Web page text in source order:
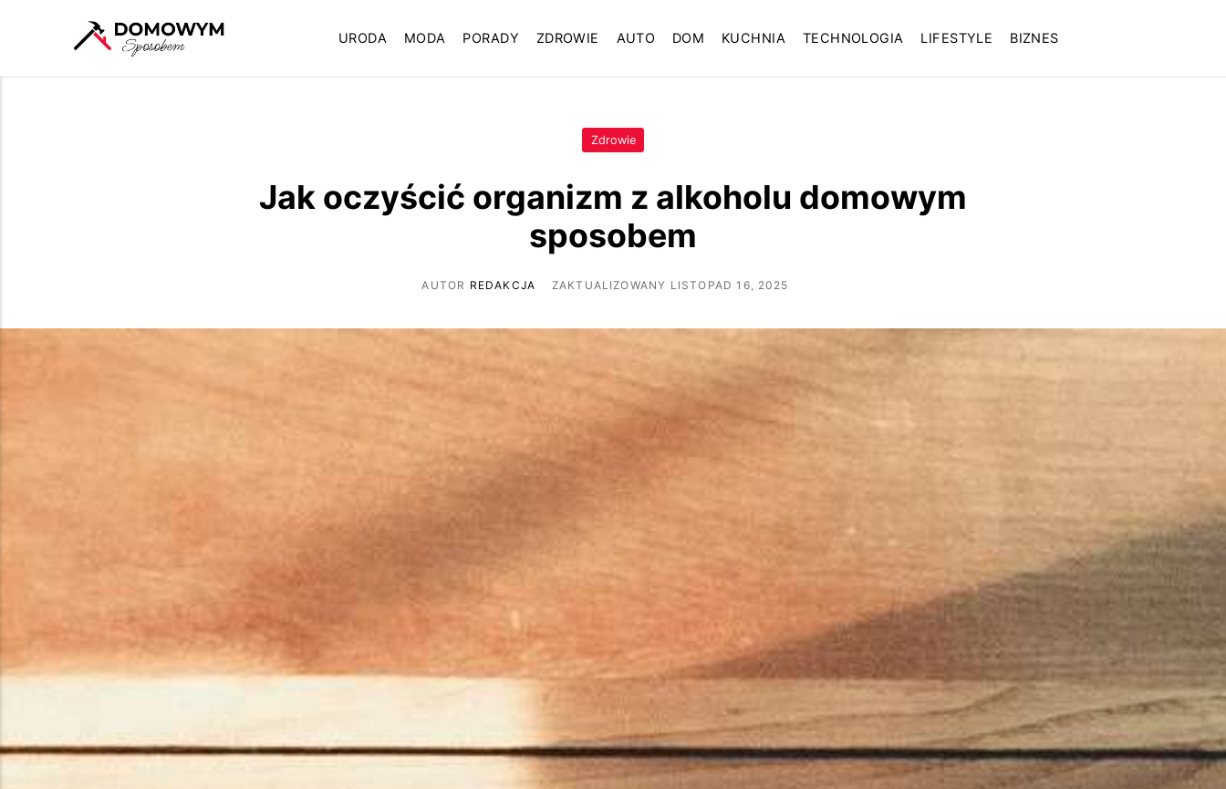
URODA MODA PORADY ZDROWIE AUTO DOM KUCHNIA TECHNOLOGIA LIFESTYLE BIZNES
Zdrowie
Jak oczyścić organizm z alkoholu domowym
sposobem
AUTOR REDAKCJA ZAKTUALIZOWANY LISTOPAD 16, 2025